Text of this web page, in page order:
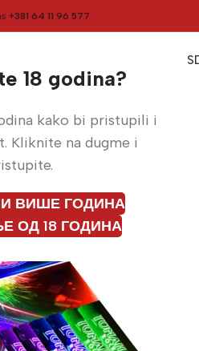
18 godina?
kako bi pristupili i
Kliknite na dugme i
ВИШЕ ГОДИНА
ОД 18 ГОДИНА
+381 64 11 96 577
Meni